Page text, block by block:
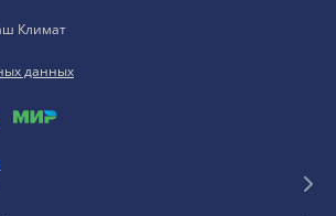
Климат
данных